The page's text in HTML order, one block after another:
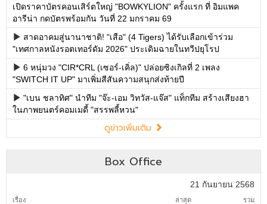
เปิดราคาบัตรคอนเสิร์ตใหญ่ "BOWKYLION" ครั้งแรก ที่ อิมแพค
อารีน่า กดบัตรพร้อมกัน วันที่ 22 มกราคม 69
สาดอาคมสู่นานาชาติ! "เสือ" (4 Tigers) ได้รับเลือกเข้าร่วม
"เทศกาลหนังรอตเทอร์ดัม 2026" ประเดิมฉายในทวีปยุโรป
6 หนุ่มวง "CIR*CRL (เซอร์-เคิ่ล)" ปล่อยซิงเกิลที่ 2 เพลง
"SWITCH IT UP" มาเพิ่มสีสันความสนุกส่งท้ายปี
"เบน ชลาทิศ" นำทีม "จ๊ะ-เอม วิทวัส-แจ๊ส" แท็กทีม สร้างเสียงฮา
ในภาพยนตร์คอมเมดี้ "สรรพลี้หวน"
ดูข่าวเพิ่มเติม
Box Office
21 กันยายน 2568
เรื่อง ล่าสุด รวม